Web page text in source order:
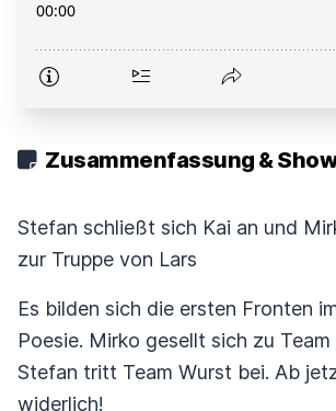
Zusammenfassung &
Stefan schließt sich Kai an und
zur Truppe von Lars
Es bilden sich die ersten Fronten
Poesie. Mirko gesellt sich zu Team
Stefan tritt Team Wurst bei. Ab
widerlich!